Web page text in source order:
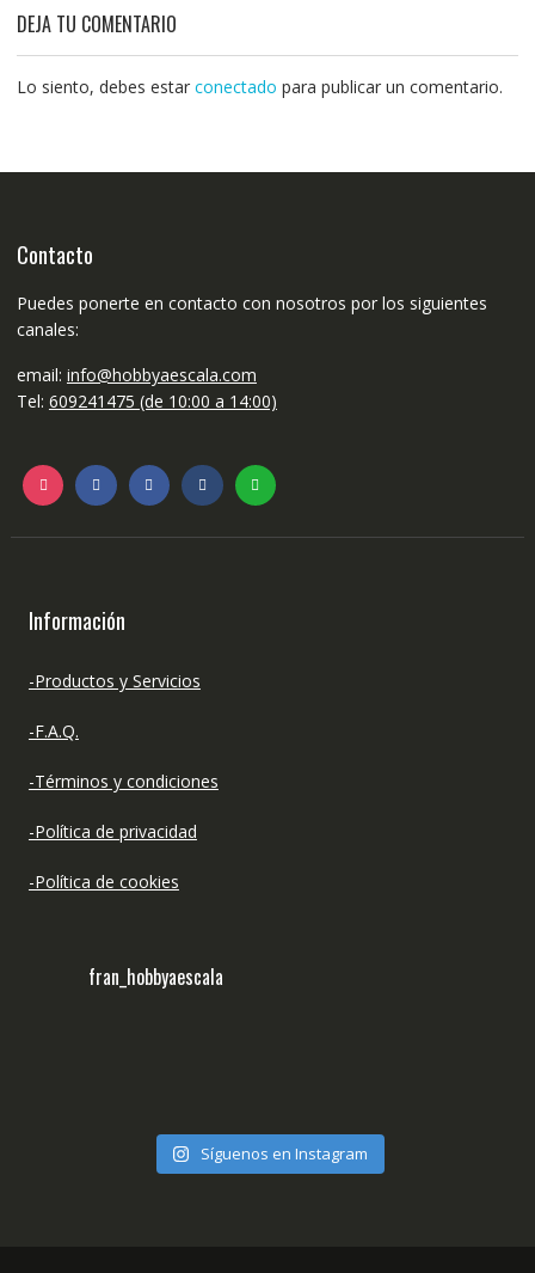
DEJA TU COMENTARIO
Lo siento, debes estar conectado para publicar un comentario.
Contacto
Puedes ponerte en contacto con nosotros por los siguientes
canales:
email: info@hobbyaescala.com
Tel: 609241475 (de 10:00 a 14:00)
Información
-Productos y Servicios
-F.A.Q.
-Términos y condiciones
-Política de privacidad
-Política de cookies
fran_hobbyaescala
Síguenos en Instagram